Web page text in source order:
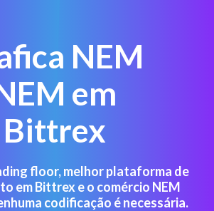
NEM
em
Bittrex
floor, melhor plataforma de
em Bittrex e o comércio NEM
codificação é necessária.